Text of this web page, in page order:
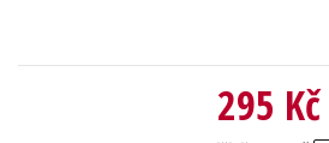
295 Kč